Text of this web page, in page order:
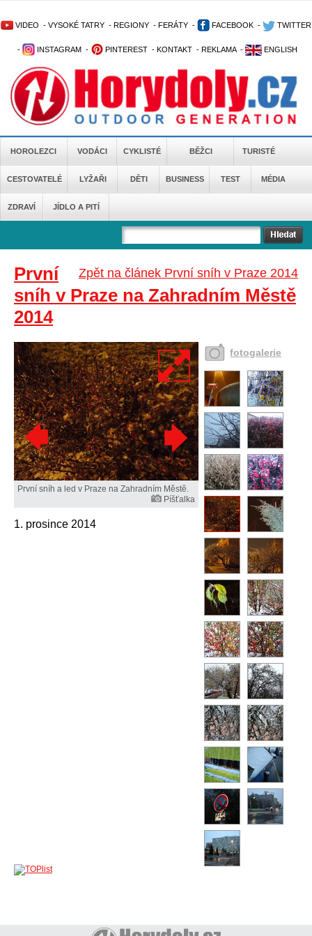
VIDEO - VYSOKÉ TATRY - REGIONY - FERÁTY - FACEBOOK - TWITTER
- INSTAGRAM - PINTEREST - KONTAKT - REKLAMA - ENGLISH
HOROLEZCI VODÁCI CYKLISTÉ BĚŽCI TURISTÉ
CESTOVATELÉ LYŽAŘI DĚTI BUSINESS TEST MÉDIA
ZDRAVÍ JÍDLO A PITÍ
Zpět na článek První sníh v Praze 2014
První
sníh v Praze na Zahradním Městě
2014
První sníh a led v Praze na Zahradním Městě.
Píšťalka
1. prosince 2014
fotogalerie